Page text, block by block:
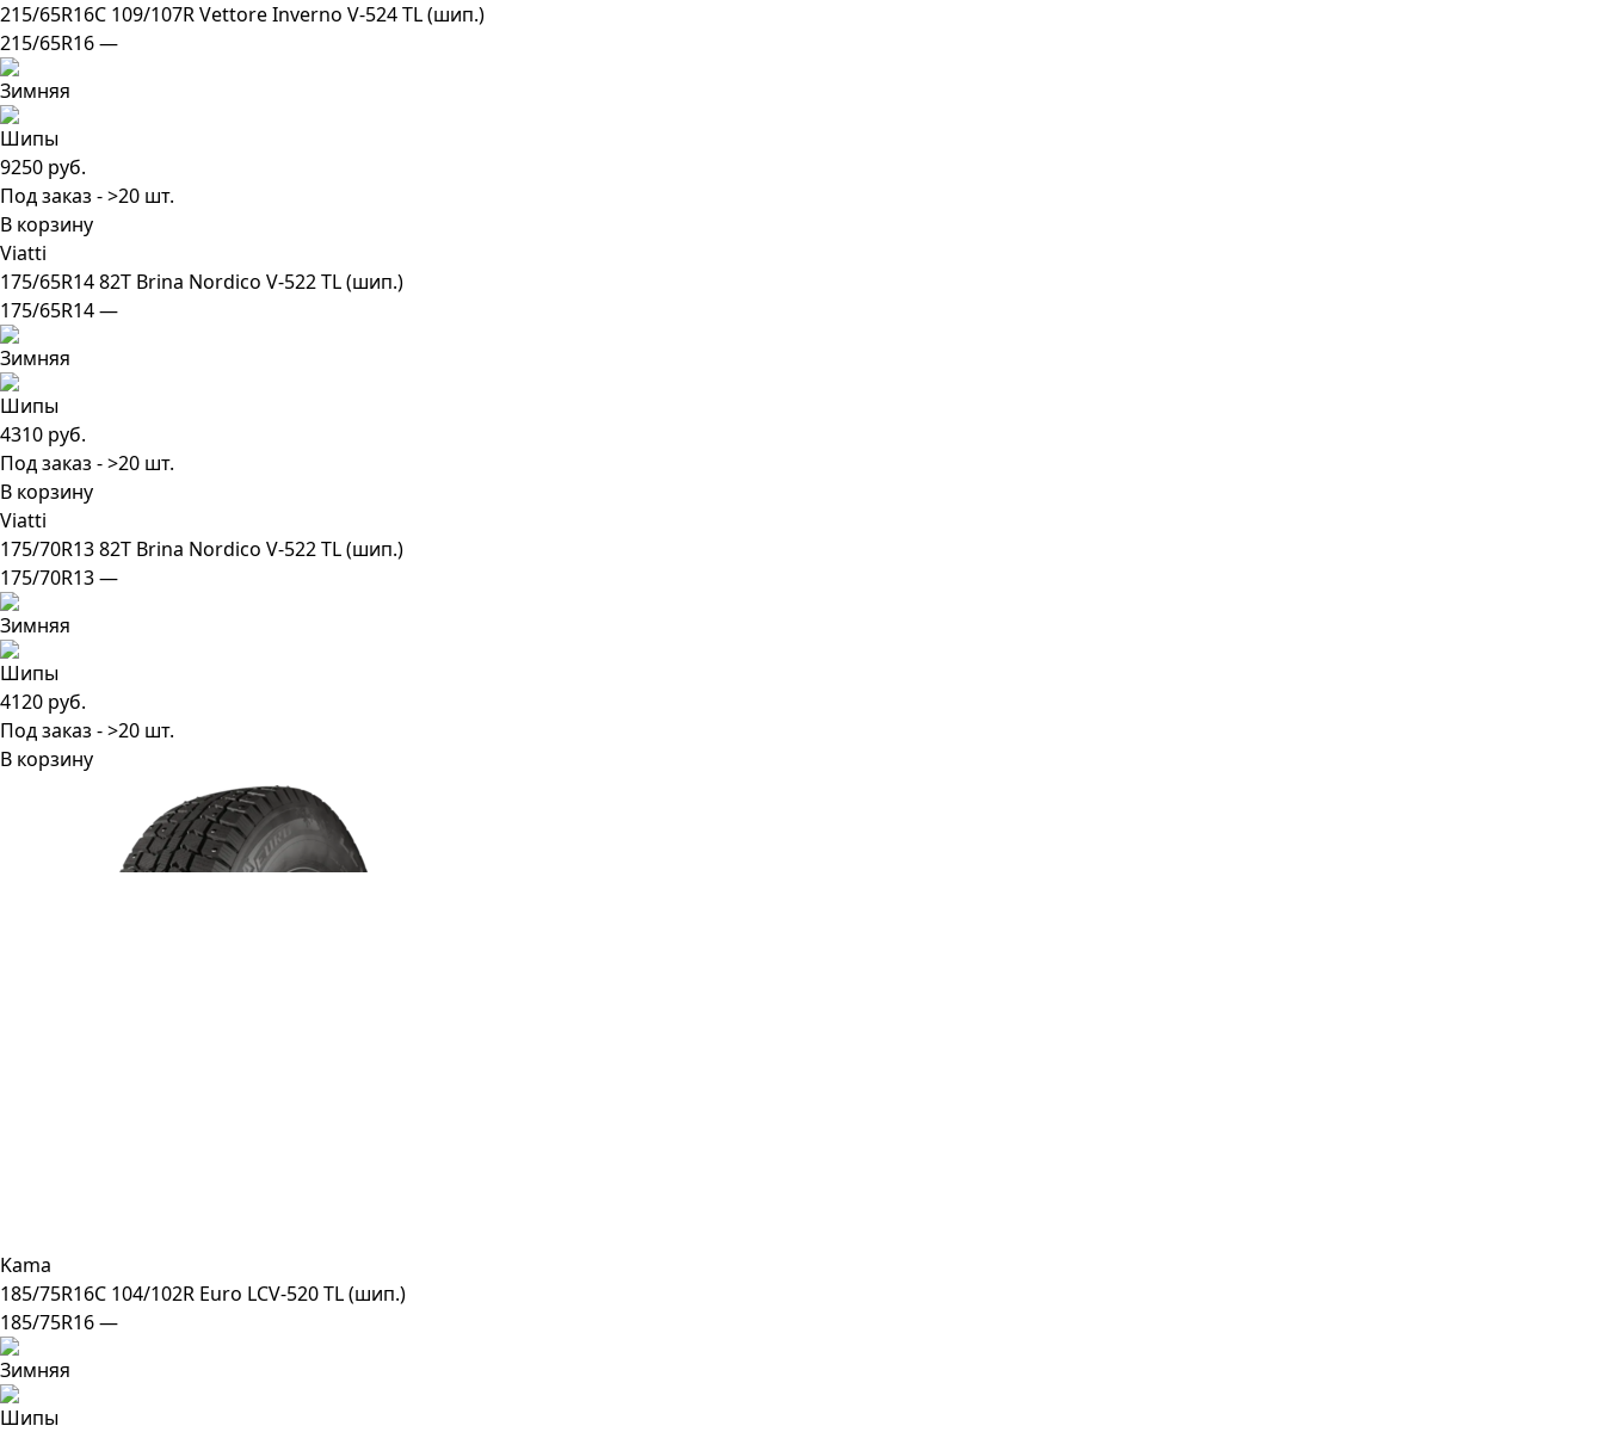
215/65R16C 109/107R Vettore Inverno V-524 TL (шип.)
215/65R16 —
9250 руб.
Под заказ - >20 шт.
В корзину
Viatti
175/65R14 82T Brina Nordico V-522 TL (шип.)
175/65R14 —
4310 руб.
Под заказ - >20 шт.
В корзину
Viatti
175/70R13 82T Brina Nordico V-522 TL (шип.)
175/70R13 —
4120 руб.
Под заказ - >20 шт.
В корзину
Kama
185/75R16C 104/102R Euro LCV-520 TL (шип.)
185/75R16 —